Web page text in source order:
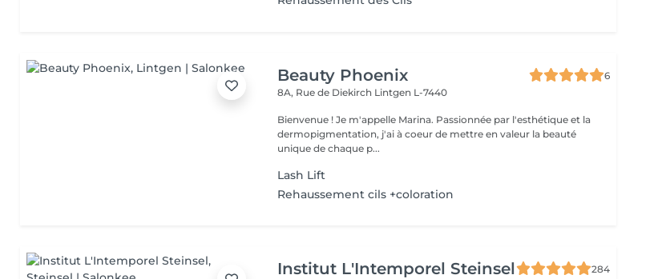
Beauty Phoenix
6
8A, Rue de Diekirch Lintgen L-7440
Bienvenue ! Je m'appelle Marina. Passionnée par l'esthétique et la
dermopigmentation, j'ai à coeur de mettre en valeur la beauté
unique de chaque p...
Lash Lift
Rehaussement cils +coloration
Institut L'Intemporel Steinsel
284